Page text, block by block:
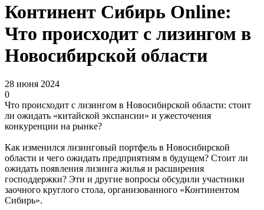
Континент Сибирь Online:
Что происходит с лизингом в
Новосибирской области
28 июня 2024
0
Что происходит с лизингом в Новосибирской области: стоит
ли ожидать «китайской экспансии» и ужесточения
конкуренции на рынке?
Как изменился лизинговый портфель в Новосибирской
области и чего ожидать предприятиям в будущем? Стоит ли
ожидать появления лизинга жилья и расширения
господдержки? Эти и другие вопросы обсудили участники
заочного круглого стола, организованного «Континентом
Сибирь».